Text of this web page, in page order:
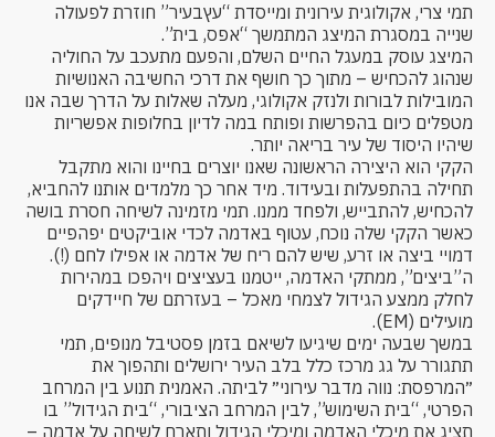
תמי צרי, אקולוגית עירונית ומייסדת “עץבעיר” חוזרת לפעולה
שנייה במסגרת המיצג המתמשך “אפס, בית”.
המיצג עוסק במעגל החיים השלם, והפעם מתעכב על החוליה
שנהוג להכחיש – מתוך כך חושף את דרכי החשיבה האנושיות
המובילות לבורות ולנזק אקולוגי, מעלה שאלות על הדרך שבה אנו
מטפלים כיום בהפרשות ופותח במה לדיון בחלופות אפשריות
שיהיו היסוד של עיר בריאה יותר.
הקקי הוא היצירה הראשונה שאנו יוצרים בחיינו והוא מתקבל
תחילה בהתפעלות ובעידוד. מיד אחר כך מלמדים אותנו להחביא,
להכחיש, להתבייש, ולפחד ממנו. תמי מזמינה לשיחה חסרת בושה
כאשר הקקי שלה נוכח, עטוף באדמה לכדי אוביקטים יפהפיים
דמויי ביצה או זרע, שיש להם ריח של אדמה או אפילו לחם (!).
ה”ביצים”, ממתקי האדמה, ייטמנו בעציצים ויהפכו במהירות
לחלק ממצע הגידול לצמחי מאכל – בעזרתם של חיידקים
מועילים (EM).
במשך שבעה ימים שיגיעו לשיאם בזמן פסטיבל מנופים, תמי
תתגורר על גג מרכז כלל בלב העיר ירושלים ותהפוך את
״המרפסת: נווה מדבר עירוני״ לביתה. האמנית תנוע בין המרחב
הפרטי, “בית השימוש”, לבין המרחב הציבורי, “בית הגידול” בו
תציג את מיכלי האדמה ומיכלי הגידול ותארח לשיחה על אדמה –